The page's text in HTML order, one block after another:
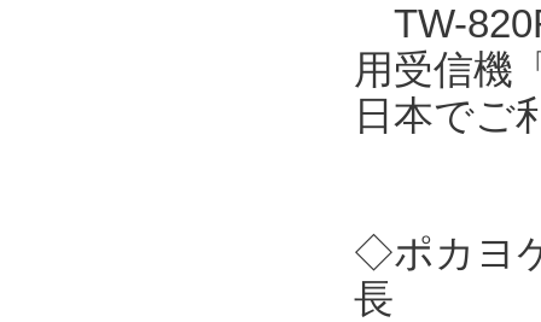
TW-
用受信機
日本でご
◇ポカヨ
長